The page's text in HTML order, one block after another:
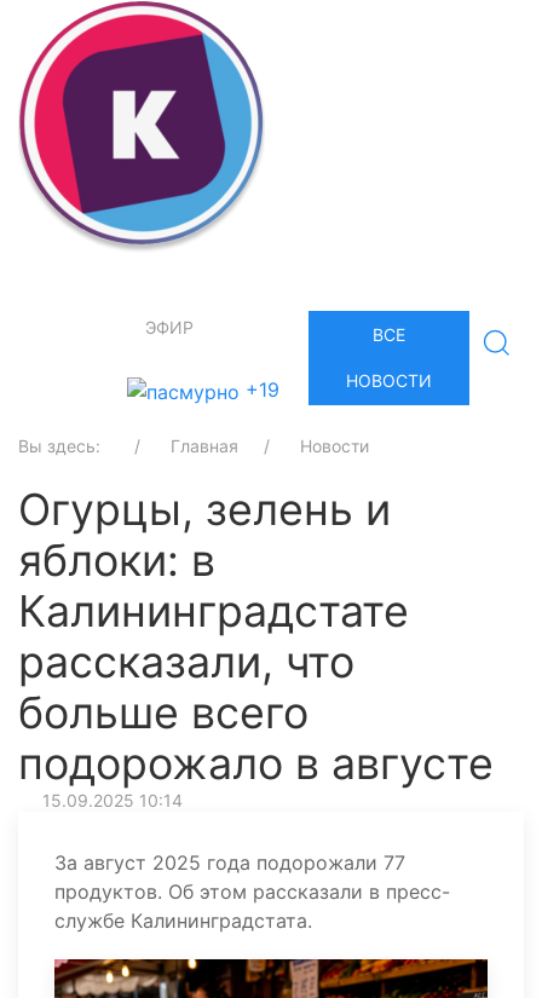
ЭФИР
+19
ВСЕ
НОВОСТИ
Вы здесь: Главная Новости
Огурцы, зелень и
яблоки: в
Калининградстате
рассказали, что
больше всего
подорожало в августе
15.09.2025 10:14
За август 2025 года подорожали 77
продуктов. Об этом рассказали в пресс-
службе Калининградстата.